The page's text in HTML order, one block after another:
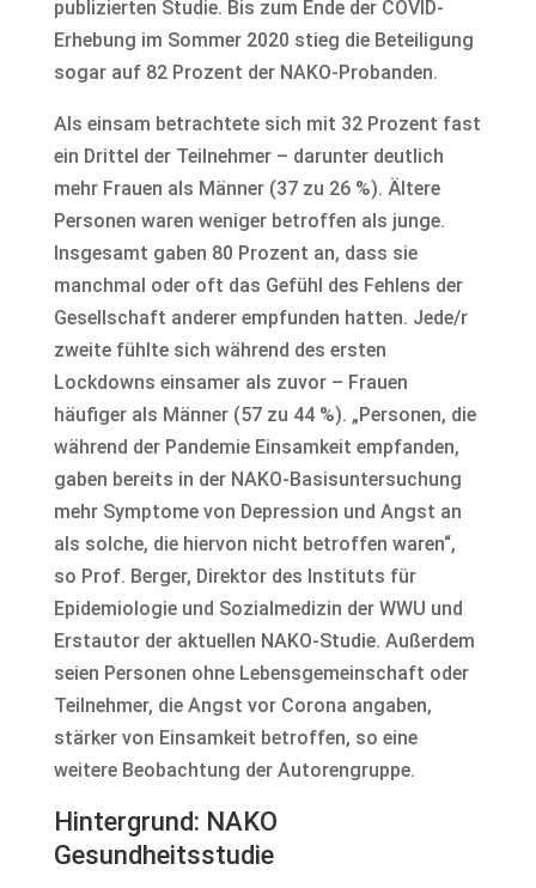
publizierten Studie. Bis zum Ende der COVID-
Erhebung im Sommer 2020 stieg die Beteiligung
sogar auf 82 Prozent der NAKO-Probanden.
Als einsam betrachtete sich mit 32 Prozent fast
ein Drittel der Teilnehmer – darunter deutlich
mehr Frauen als Männer (37 zu 26 %). Ältere
Personen waren weniger betroffen als junge.
Insgesamt gaben 80 Prozent an, dass sie
manchmal oder oft das Gefühl des Fehlens der
Gesellschaft anderer empfunden hatten. Jede/r
zweite fühlte sich während des ersten
Lockdowns einsamer als zuvor – Frauen
häufiger als Männer (57 zu 44 %). „Personen, die
während der Pandemie Einsamkeit empfanden,
gaben bereits in der NAKO-Basisuntersuchung
mehr Symptome von Depression und Angst an
als solche, die hiervon nicht betroffen waren“,
so Prof. Berger, Direktor des Instituts für
Epidemiologie und Sozialmedizin der WWU und
Erstautor der aktuellen NAKO-Studie. Außerdem
seien Personen ohne Lebensgemeinschaft oder
Teilnehmer, die Angst vor Corona angaben,
stärker von Einsamkeit betroffen, so eine
weitere Beobachtung der Autorengruppe.
Hintergrund: NAKO
Gesundheitsstudie